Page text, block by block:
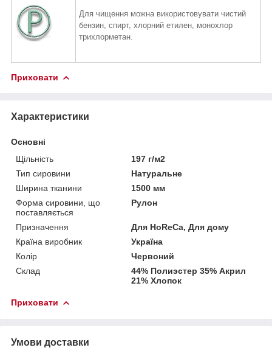
Для чищення можна використовувати чистий
бензин, спирт, хлорний етилен, монохлор
трихлорметан.
Приховати
Характеристики
Основні
Щільність
197 г/м2
Тип сировини
Натуральне
Ширина тканини
1500 мм
Форма сировини, що
поставляється
Рулон
Призначення
Для HoReCa, Для дому
Країна виробник
Україна
Колір
Червоний
Склад
44% Полиэстер 35% Акрил
21% Хлопок
Приховати
Умови доставки